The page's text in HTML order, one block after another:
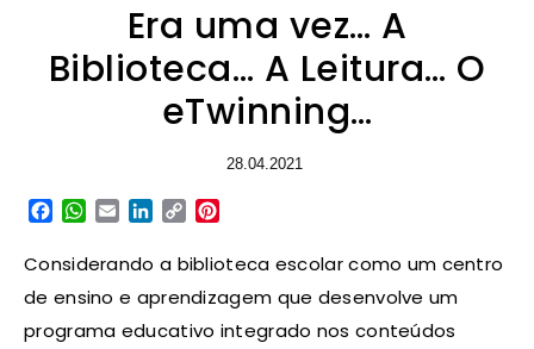
Era uma vez… A
Biblioteca… A Leitura… O
eTwinning…
28.04.2021
Facebook
WhatsApp
EmailLinkedIn
Copy
Considerando a biblioteca escolar como um centro
de ensino e aprendizagem que desenvolve um
programa educativo integrado nos conteúdos